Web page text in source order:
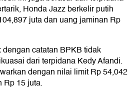
Honda Jazz berkelir putih
juta dan uang jaminan Rp
catatan BPKB tidak
dari terpidana Kedy Afandi.
dengan nilai limit Rp 54,042
Rp 15 juta.